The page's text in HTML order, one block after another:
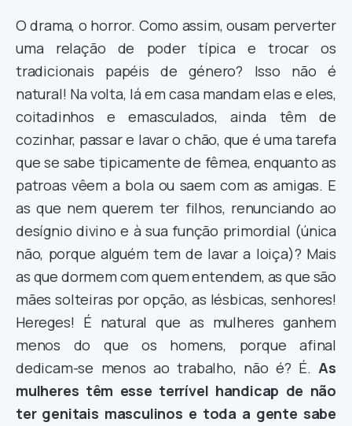
O drama, o horror. Como assim, ousam perverter
uma relação de poder típica e trocar os
tradicionais papéis de género? Isso não é
natural! Na volta, lá em casa mandam elas e eles,
coitadinhos e emasculados, ainda têm de
cozinhar, passar e lavar o chão, que é uma tarefa
que se sabe tipicamente de fêmea, enquanto as
patroas vêem a bola ou saem com as amigas. E
as que nem querem ter filhos, renunciando ao
desígnio divino e à sua função primordial (única
não, porque alguém tem de lavar a loiça)? Mais
as que dormem com quem entendem, as que são
mães solteiras por opção, as lésbicas, senhores!
Hereges! É natural que as mulheres ganhem
menos do que os homens, porque afinal
dedicam-se menos ao trabalho, não é? É. As
mulheres têm esse terrível handicap de não
ter genitais masculinos e toda a gente sabe